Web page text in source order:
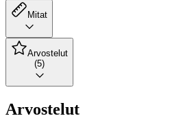
Mitat
Arvostelut
(5)
Arvostelut